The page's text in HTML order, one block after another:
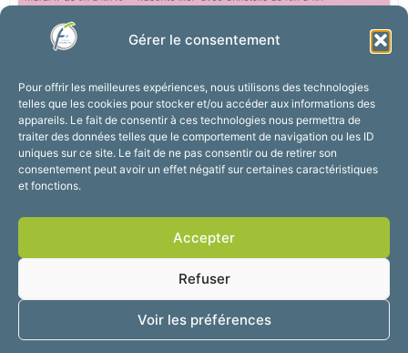
Gérer le consentement
Pour offrir les meilleures expériences, nous utilisons des technologies
telles que les cookies pour stocker et/ou accéder aux informations des
appareils. Le fait de consentir à ces technologies nous permettra de
traiter des données telles que le comportement de navigation ou les ID
uniques sur ce site. Le fait de ne pas consentir ou de retirer son
consentement peut avoir un effet négatif sur certaines caractéristiques
et fonctions.
Accepter
Refuser
Voir les préférences
PRÉCÉDENT SUIVANT